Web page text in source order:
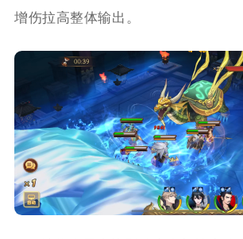
增伤拉高整体输出。